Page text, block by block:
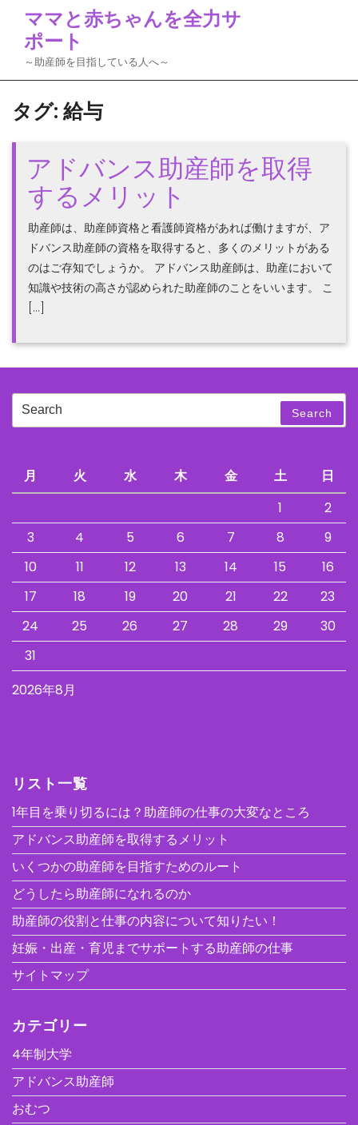
content
ママと赤ちゃんを全力サ
ポート
～助産師を目指している人へ～
タグ:給与
アドバンス助産師を取得
するメリット
助産師は、助産師資格と看護師資格があれば働けますが、ア
ドバンス助産師の資格を取得すると、多くのメリットがある
のはご存知でしょうか。 アドバンス助産師は、助産において
知識や技術の高さが認められた助産師のことをいいます。 こ
[…]
Search
Search
2026年8月
月 火 水 木 金 土
日
1
2
3
4 5 6 7 8
9
10
11 12 13 14 15
16
17
18 19 20 21 22
23
24
25 26 27 28 29
30
31
リスト一覧
1年目を乗り切るには？助産師の仕事の大変なところ
アドバンス助産師を取得するメリット
いくつかの助産師を目指すためのルート
どうしたら助産師になれるのか
助産師の役割と仕事の内容について知りたい！
妊娠・出産・育児までサポートする助産師の仕事
サイトマップ
カテゴリー
4年制大学
アドバンス助産師
おむつ